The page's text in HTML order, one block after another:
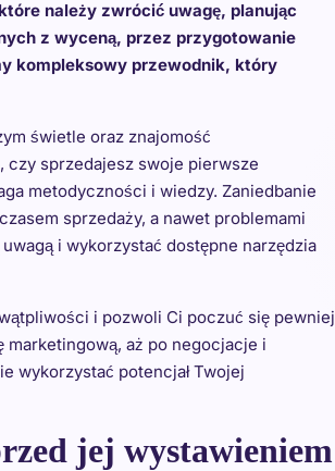
należy zwrócić uwagę, planując
z wyceną, przez przygotowanie
kompleksowy przewodnik, który
świetle oraz znajomość
sprzedajesz swoje pierwsze
metodyczności i wiedzy. Zaniedbanie
sprzedaży, a nawet problemami
i wykorzystać dostępne narzędzia
i pozwoli Ci poczuć się pewniej
marketingową, aż po negocjacje i
wykorzystać potencjał Twojej
jej wystawieniem